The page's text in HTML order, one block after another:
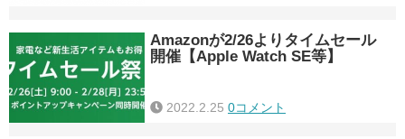
Amazonが2/26よりタイムセール
開催【Apple Watch SE等】
2022.2.25 0コメント